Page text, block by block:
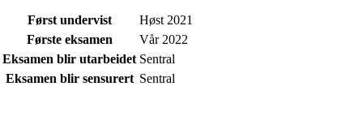
Først undervist
Høst 2021
Første eksamen
Vår 2022
Eksamen blir utarbeidet Sentral
Eksamen blir sensurert Sentral